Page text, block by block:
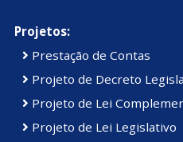
Projetos:
Prestação de Contas
Projeto de Decreto
Projeto de Lei
Projeto de Lei Legislativo